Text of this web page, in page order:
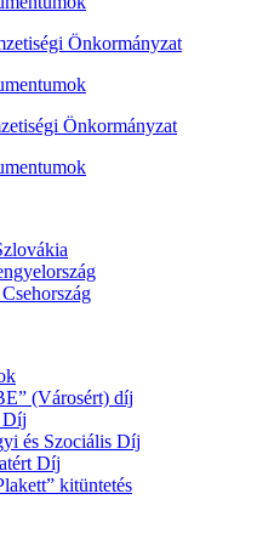
Önkormányzat
Önkormányzat
(Városért) díj
Díj
és Szociális Díj
Díj
kitüntetés